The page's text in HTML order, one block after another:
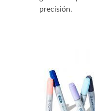
precisión.